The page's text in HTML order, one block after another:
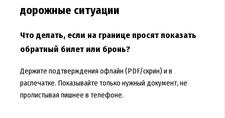
дорожные ситуации
Что делать, если на границе просят показать
обратный билет или бронь?
Держите подтверждения офлайн (PDF/скрин) и в
распечатке. Показывайте только нужный документ, не
пролистывая лишнее в телефоне.